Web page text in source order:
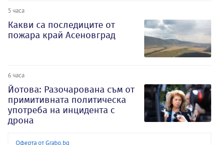
5 часа
Какви са последиците от
пожара край Асеновград
6 часа
Йотова: Разочарована съм от
примитивната политическа
употреба на инцидента с
дрона
Оферта от Grabo.bg